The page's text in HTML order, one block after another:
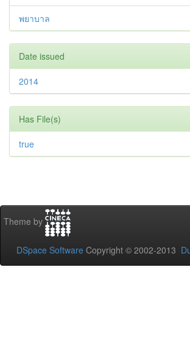
พยาบาล
Date issued
2014
Has File(s)
true
Theme by
DSpace Software Copyright © 2002-2013